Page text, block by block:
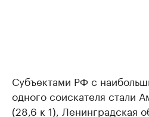
Субъектами РФ с
одного соискателя стали
(28,6 к 1), Ленинградская